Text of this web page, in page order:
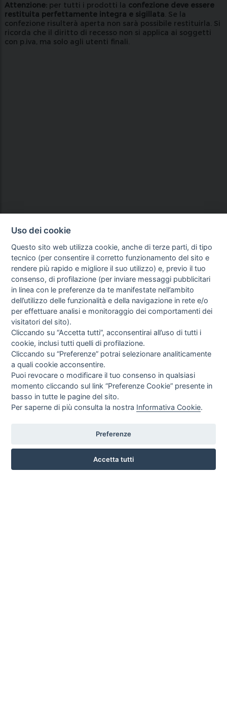
Attenzione:per tutti i prodotti la confezione deve essere
restituita perfettamente integra e sigillata . Se la
confezione risulterà aperta non sarà possibile restituirla. Si
ricorda che il diritto di recesso non si applica ai soggetti
con p.iva, ma solo agli utenti finali.
CORSO ITALIA 97 - 87032 CAMPORA SAN GIOVANNI (CS)
3476518234
Uso dei cookie
Questo sito web utilizza cookie, anche di terze parti, di tipo
tecnico (per consentire il corretto funzionamento del sito e
rendere più rapido e migliore il suo utilizzo) e, previo il tuo
consenso, di profilazione (per inviare messaggi pubblicitari
in linea con le preferenze da te manifestate nell’ambito
dell’utilizzo delle funzionalità e della navigazione in rete e/o
per effettuare analisi e monitoraggio dei comportamenti dei
visitatori del sito).
Cliccando su “Accetta tutti”, acconsentirai all’uso di tutti i
cookie, inclusi tutti quelli di profilazione.
Cliccando su “Preferenze” potrai selezionare analiticamente
a quali cookie acconsentire.
Puoi revocare o modificare il tuo consenso in qualsiasi
momento cliccando sul link “Preferenze Cookie” presente in
basso in tutte le pagine del sito.
Per saperne di più consulta la nostra Informativa Cookie.
Preferenze
Accetta tutti